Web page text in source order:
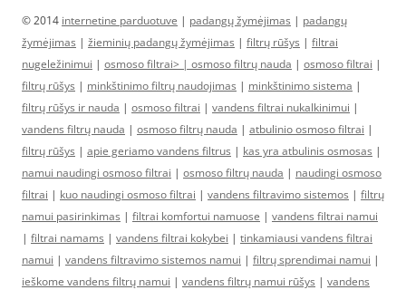
© 2014 internetine parduotuve | padangų žymėjimas | padangų
žymėjimas | žieminių padangų žymėjimas | filtrų rūšys | filtrai
nugeležinimui | osmoso filtrai> | osmoso filtrų nauda | osmoso filtrai |
filtrų rūšys | minkštinimo filtrų naudojimas | minkštinimo sistema |
filtrų rūšys ir nauda | osmoso filtrai | vandens filtrai nukalkinimui |
vandens filtrų nauda | osmoso filtrų nauda | atbulinio osmoso filtrai |
filtrų rūšys | apie geriamo vandens filtrus | kas yra atbulinis osmosas |
namui naudingi osmoso filtrai | osmoso filtrų nauda | naudingi osmoso
filtrai | kuo naudingi osmoso filtrai | vandens filtravimo sistemos | filtrų
namui pasirinkimas | filtrai komfortui namuose | vandens filtrai namui
| filtrai namams | vandens filtrai kokybei | tinkamiausi vandens filtrai
namui | vandens filtravimo sistemos namui | filtrų sprendimai namui |
ieškome vandens filtrų namui | vandens filtrų namui rūšys | vandens